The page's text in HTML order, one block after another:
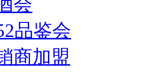
品鉴会
商加盟